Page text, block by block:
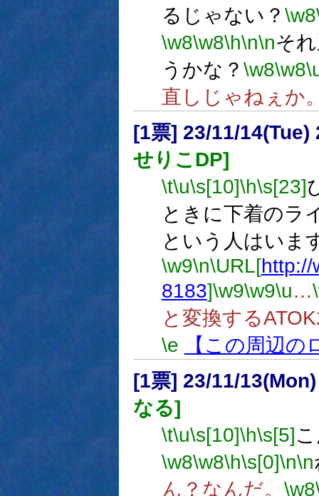
るじゃない？ \w8
\w8\w8\h\n\nそ
うかな？ \w8\w8
直しじゃねぇか
[1票] 23/11/14(Tue)
せりこDP]
\t\u\s[10]\h\s[23]
ときに下着のラ
という人はいま
\w9\n\URL[http://
8183]\w9\w9\u…
と変換する
\e
【この周辺の
[1票] 23/11/
なる]
\t\u\s[10]\h\s[5]
\w8\w8\h\s[0]\n\n
ん？なんだ。 \w8